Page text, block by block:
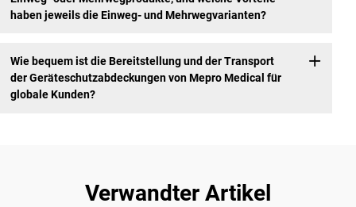
haben jeweils die Einweg- und Mehrwegvarianten?
Wie bequem ist die Bereitstellung und der Transport
der Geräteschutzabdeckungen von Mepro Medical für
globale Kunden?
Verwandter Artikel